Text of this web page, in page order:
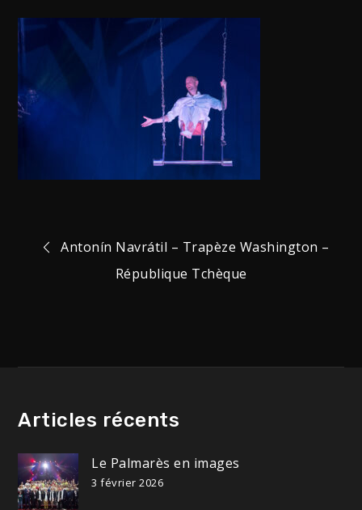
Navigation
Antonín Navrátil – Trapèze Washington –
République Tchèque
Articles récents
Le Palmarès en images
3 février 2026